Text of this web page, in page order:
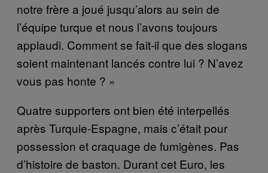
notre frère a joué jusqu’alors au sein de
l’équipe turque et nous l’avons toujours
applaudi. Comment se fait-il que des slogans
soient maintenant lancés contre lui ? N’avez
vous pas honte ? »
Quatre supporters ont bien été interpellés
après Turquie-Espagne, mais c’était pour
possession et craquage de fumigènes. Pas
d’histoire de baston. Durant cet Euro, les